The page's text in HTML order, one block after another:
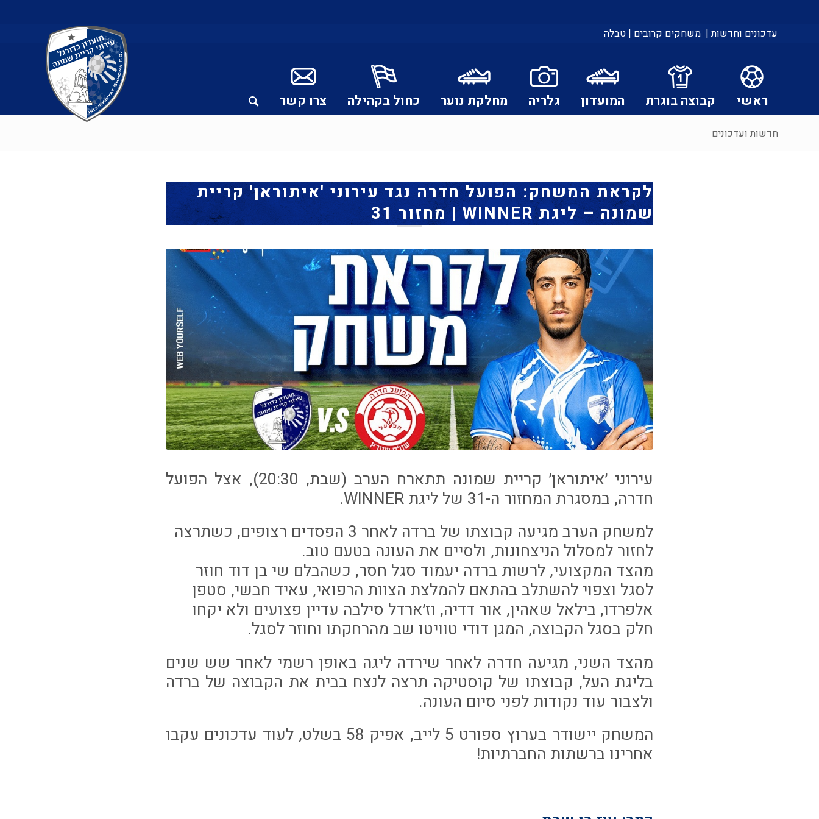
עדכונים וחדשות | משחקים קרובים | טבלה
ראשי קבוצה בוגרת המועדון גלריה מחלקת נוער כחול בקהילה צרו קשר
חדשות ועדכונים
לקראת המשחק: הפועל חדרה נגד עירוני 'איתוראן' קריית
שמונה – ליגת WINNER | מחזור 31
עירוני ׳איתוראן׳ קריית שמונה תתארח הערב (שבת, 20:30), אצל הפועל
חדרה, במסגרת המחזור ה-31 של ליגת WINNER.
למשחק הערב מגיעה קבוצתו של ברדה לאחר 3 הפסדים רצופים, כשתרצה
לחזור למסלול הניצחונות, ולסיים את העונה בטעם טוב.
מהצד המקצועי, לרשות ברדה יעמוד סגל חסר, כשהבלם שי בן דוד חוזר
לסגל וצפוי להשתלב בהתאם להמלצת הצוות הרפואי, עאיד חבשי, סטפן
אלפרדו, בילאל שאהין, אור דדיה, וז׳ארדל סילבה עדיין פצועים ולא יקחו
חלק בסגל הקבוצה, המגן דודי טוויטו שב מהרחקתו וחוזר לסגל.
מהצד השני, מגיעה חדרה לאחר שירדה ליגה באופן רשמי לאחר שש שנים
בליגת העל, קבוצתו של קוסטיקה תרצה לנצח בבית את הקבוצה של ברדה
ולצבור עוד נקודות לפני סיום העונה.
המשחק יישודר בערוץ ספורט 5 לייב, אפיק 58 בשלט, לעוד עדכונים עקבו
אחרינו ברשתות החברתיות!